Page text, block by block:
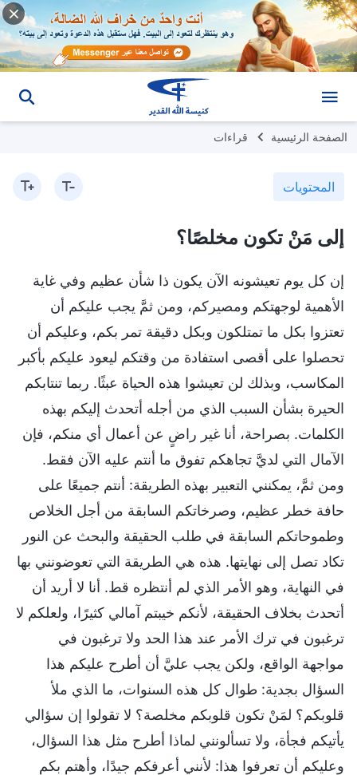
الصفحة الرئيسية قراءات
المحتويات
إلى مَنْ تكون مخلصًا؟
إن كل يوم تعيشونه الآن يكون ذا شأن عظيم وفي غاية
الأهمية لوجهتكم ومصيركم، ومن ثمَّ يجب عليكم أن
تعتزوا بكل ما تمتلكون وبكل دقيقة تمر بكم، وعليكم أن
تحصلوا على أقصى استفادة من وقتكم ليعود عليكم بأكبر
المكاسب، وبذلك لن تعيشوا هذه الحياة عبثًا. ربما تنتابكم
الحيرة بشأن السبب الذي من أجله أتحدث إليكم بهذه
الكلمات. بصراحة، أنا غير راضٍ عن أعمال أي منكم، فإن
الآمال التي لديَّ تجاهكم تفوق ما أنتم عليه الآن فقط.
ومن ثمَّ، يمكنني التعبير بهذه الطريقة: أنتم جميعًا على
حافة خطر عظيم، وصرخاتكم السابقة من أجل الخلاص
وطموحاتكم السابقة في طلب الحقيقة والبحث عن النور
تكاد تصل إلى نهايتها. هذه هي الطريقة التي تعوضونني بها
في النهاية، وهو الأمر الذي لم أنتظره قط. أنا لا أريد أن
أتحدث بخلاف الحقيقة، لأنكم خيبتم آمالي كثيرًا، ولعلكم لا
ترغبون في ترك الأمر عند هذا الحد ولا ترغبون في
مواجهة الواقع، ولكن يجب عليَّ أن أطرح عليكم هذا
السؤال بجدية: طوال كل هذه السنوات، ما الذي ملأ
قلوبكم؟ لمَنْ تكون قلوبكم مخلصة؟ لا تقولوا إن سؤالي
يأتيكم فجأة، ولا تسألونني لماذا أطرح مثل هذا السؤال،
وعليكم أن تعرفوا هذا: لأنني أعرفكم جيدًا، وأهتم بكم